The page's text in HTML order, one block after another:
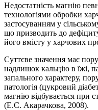
Недостатність магнію
технологіями обробки
застосуванням у
що призводить до
його вмісту у харчових
Суттєве значення має
надлишок кальцію в їжі,
запального характеру,
патологія (цукровий
магнію відбувається при
(Е.С. Акарачкова, 2008).